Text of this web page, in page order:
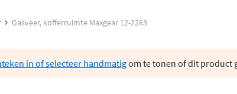
Gasveer, kofferruimte Maxgear 12-2283
in of selecteer handmatigom te tonen of dit product